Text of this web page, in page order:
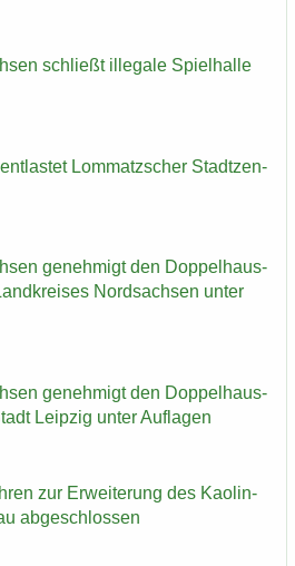
schließt il­le­ga­le Spiel­hal­le
Lom­matz­scher Stadt­zen­
ge­neh­migt den Dop­pel­haus­
Nord­sach­sen unter
ge­neh­migt den Dop­pel­haus­
Leip­zig unter Auf­la­gen
zur Er­wei­te­rung des Kao­lin­
ab­ge­schlos­sen